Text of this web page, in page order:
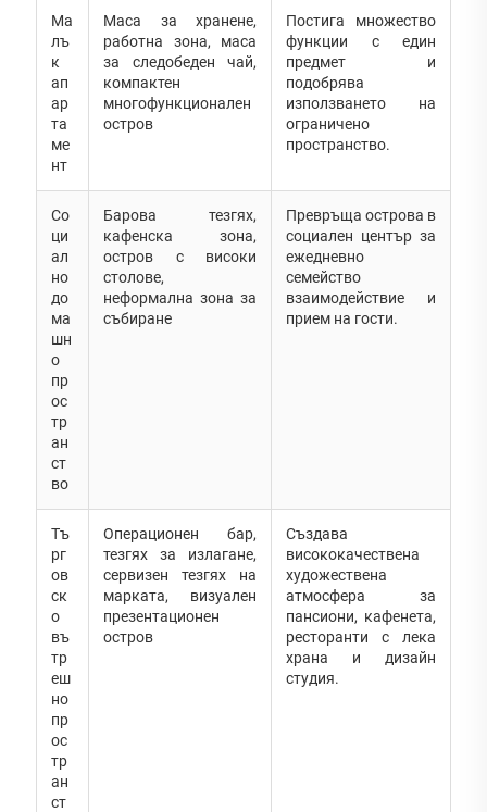
Ма
лъ
к
ап
ар
та
ме
нт
Маса за хранене,
работна зона, маса
за следобеден чай,
компактен
многофункционален
остров
Постига множество
функции с един
предмет и
подобрява
използването на
ограничено
пространство.
Со
ци
ал
но
до
ма
шн
о
пр
ос
тр
ан
ст
во
Барова тезгях,
кафенска зона,
остров с високи
столове,
неформална зона за
събиране
Превръща острова в
социален център за
ежедневно
семейство
взаимодействие и
прием на гости.
Тъ
рг
ов
ск
о
въ
тр
еш
но
пр
ос
тр
ан
ст
Операционен бар,
тезгях за излагане,
сервизен тезгях на
марката, визуален
презентационен
остров
Създава
висококачествена
художествена
атмосфера за
пансиони, кафенета,
ресторанти с лека
храна и дизайн
студия.